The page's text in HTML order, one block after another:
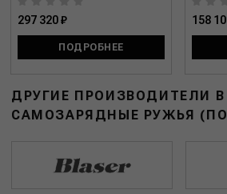
297 320 ₽
ПОДРОБНЕЕ
158
ДРУГИЕ ПРОИЗВОДИТЕЛИ В
САМОЗАРЯДНЫЕ РУЖЬЯ